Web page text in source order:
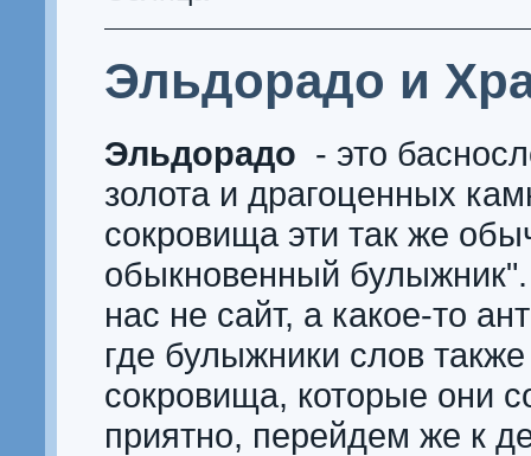
Эльдорадо и
Эльдорадо - это
золота и драгоценных
сокровища эти так же
обыкновенный
нас не сайт, а какое-то
где булыжники слов
сокровища, которые они
приятно, перейдем же к